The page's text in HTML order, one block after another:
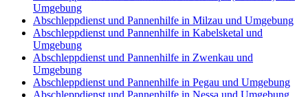
Umgebung
Abschleppdienst und Pannenhilfe in Milzau und Umgebung
Abschleppdienst und Pannenhilfe in Kabelsketal und
Umgebung
Abschleppdienst und Pannenhilfe in Zwenkau und
Umgebung
Abschleppdienst und Pannenhilfe in Pegau und Umgebung
Abschleppdienst und Pannenhilfe in Nessa und Umgebung